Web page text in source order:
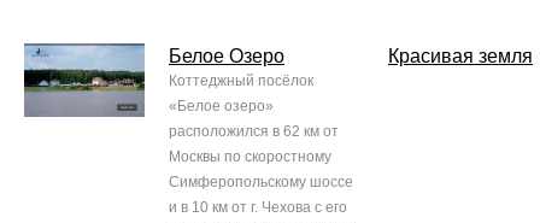
Белое Озеро
Коттеджный посёлок
«Белое озеро»
расположился в 62 км от
Москвы по скоростному
Симферопольскому шоссе
и в 10 км от г. Чехова с его
Красивая земля